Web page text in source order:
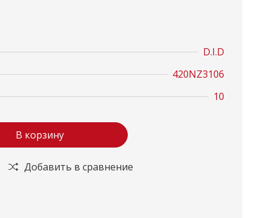
D.I.D
420NZ3106
10
В корзину
Добавить в сравнение